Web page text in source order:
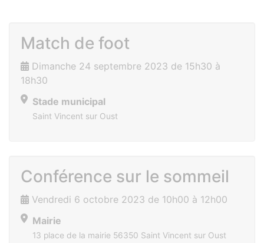
Match de foot
Dimanche 24 septembre 2023 de 15h30 à
18h30
Stade municipal
Saint Vincent sur Oust
Conférence sur le sommeil
Vendredi 6 octobre 2023 de 10h00 à 12h00
Mairie
13 place de la mairie 56350 Saint Vincent sur Oust